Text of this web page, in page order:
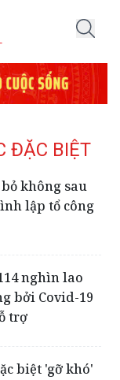
ĐẶC BIỆT
không sau
lập tổ công
nghìn lao
bởi Covid-19
trợ
biệt 'gỡ khó'